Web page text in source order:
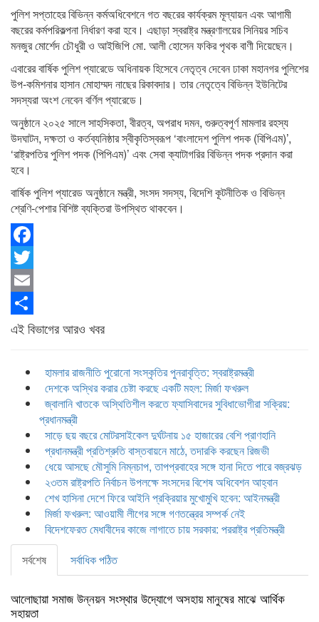
পুলিশ সপ্তাহের বিভিন্ন কর্মঅধিবেশনে গত বছরের কার্যক্রম মূল্যায়ন এবং আগামী
বছরের কর্মপরিকল্পনা নির্ধারণ করা হবে। এছাড়া স্বরাষ্ট্র মন্ত্রণালয়ের সিনিয়র সচিব
মনজুর মোর্শেদ চৌধুরী ও আইজিপি মো. আলী হোসেন ফকির পৃথক বাণী দিয়েছেন।
এবারের বার্ষিক পুলিশ প্যারেডে অধিনায়ক হিসেবে নেতৃত্ব দেবেন ঢাকা মহানগর পুলিশের
উপ-কমিশনার হাসান মোহাম্মদ নাছের রিকাবদার। তার নেতৃত্বে বিভিন্ন ইউনিটের
সদস্যরা অংশ নেবেন বর্ণিল প্যারেডে।
অনুষ্ঠানে ২০২৫ সালে সাহসিকতা, বীরত্ব, অপরাধ দমন, গুরুত্বপূর্ণ মামলার রহস্য
উদঘাটন, দক্ষতা ও কর্তব্যনিষ্ঠার স্বীকৃতিস্বরূপ ‘বাংলাদেশ পুলিশ পদক (বিপিএম)’,
‘রাষ্ট্রপতির পুলিশ পদক (পিপিএম)’ এবং সেবা ক্যাটাগরির বিভিন্ন পদক প্রদান করা
হবে।
বার্ষিক পুলিশ প্যারেড অনুষ্ঠানে মন্ত্রী, সংসদ সদস্য, বিদেশি কূটনীতিক ও বিভিন্ন
শ্রেণি-পেশার বিশিষ্ট ব্যক্তিরা উপস্থিত থাকবেন।
Facebook
Twitter
Email
Share
এই বিভাগের আরও খবর
হামলার রাজনীতি পুরোনো সংস্কৃতির পুনরাবৃত্তি: স্বরাষ্ট্রমন্ত্রী
দেশকে অস্থির করার চেষ্টা করছে একটি মহল: মির্জা ফখরুল
জ্বালানি খাতকে অস্থিতিশীল করতে ফ্যাসিবাদের সুবিধাভোগীরা সক্রিয়:
প্রধানমন্ত্রী
সাড়ে ছয় বছরে মোটরসাইকেল দুর্ঘটনায় ১৫ হাজারের বেশি প্রাণহানি
প্রধানমন্ত্রী প্রতিশ্রুতি বাস্তবায়নে মাঠে, তদারকি করছেন রিজভী
ধেয়ে আসছে মৌসুমি নিম্নচাপ, তাপপ্রবাহের সঙ্গে হানা দিতে পারে বজ্রঝড়
২৩তম রাষ্ট্রপতি নির্বাচন উপলক্ষে সংসদের বিশেষ অধিবেশন আহ্বান
শেখ হাসিনা দেশে ফিরে আইনি প্রক্রিয়ার মুখোমুখি হবেন: আইনমন্ত্রী
মির্জা ফখরুল: আওয়ামী লীগের সঙ্গে গণতন্ত্রের সম্পর্ক নেই
বিদেশফেরত মেধাবীদের কাজে লাগাতে চায় সরকার: পররাষ্ট্র প্রতিমন্ত্রী
সর্বশেষ
সর্বাধিক পঠিত
আলোছায়া সমাজ উন্নয়ন সংস্থার উদ্যোগে অসহায় মানুষের মাঝে আর্থিক
সহায়তা